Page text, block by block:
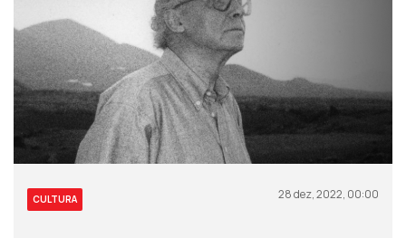
CULTURA 28 dez, 2022, 00:00